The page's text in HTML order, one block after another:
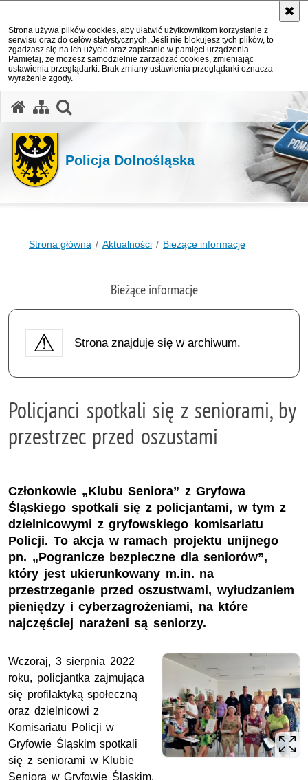
Strona używa plików cookies, aby ułatwić użytkownikom korzystanie z
serwisu oraz do celów statystycznych. Jeśli nie blokujesz tych plików, to
zgadzasz się na ich użycie oraz zapisanie w pamięci urządzenia.
Pamiętaj, że możesz samodzielnie zarządzać cookies, zmieniając
ustawienia przeglądarki. Brak zmiany ustawienia przeglądarki oznacza
wyrażenie zgody.
Policja Dolnośląska
Strona główna Aktualności Bieżące informacje
Bieżące informacje
Strona znajduje się w archiwum.
Policjanci spotkali się z seniorami, by
przestrzec przed oszustami
Członkowie „Klubu Seniora” z Gryfowa
Śląskiego spotkali się z policjantami, w tym z
dzielnicowymi z gryfowskiego komisariatu
Policji. To akcja w ramach projektu unijnego
pn. „Pogranicze bezpieczne dla seniorów”,
który jest ukierunkowany m.in. na
przestrzeganie przed oszustwami, wyłudzaniem
pieniędzy i cyberzagrożeniami, na które
najczęściej narażeni są seniorzy.
Wczoraj, 3 sierpnia 2022
roku, policjantka zajmująca
się profilaktyką społeczną
oraz dzielnicowi z
Komisariatu Policji w
Gryfowie Śląskim spotkali
się z seniorami w Klubie
Seniora w Gryfowie Śląskim.